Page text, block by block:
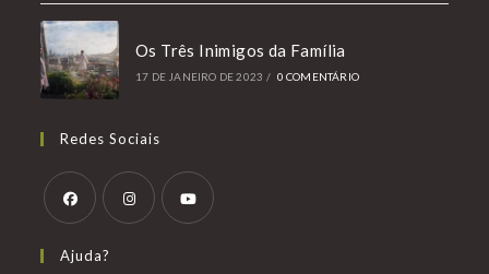
Os Três Inimigos da Família
17 DE JANEIRO DE 2023 / 0 COMENTÁRIO
Redes Sociais
em
em
Ajuda?